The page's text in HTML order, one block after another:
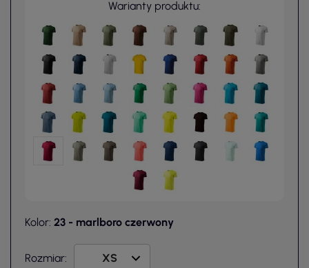
Warianty produktu:
Kolor: 23 - marlboro czerwony
Rozmiar: